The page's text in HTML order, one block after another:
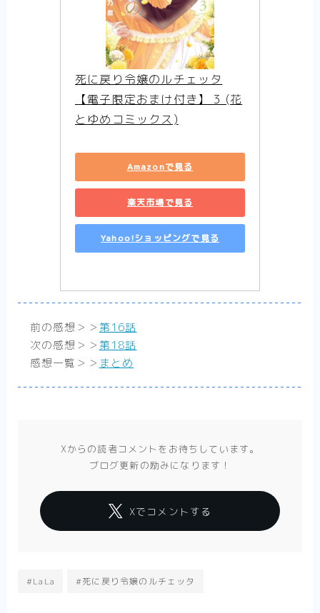
死に戻り令嬢のルチェッタ
【電子限定おまけ付き】 3 (花
とゆめコミックス)
Amazonで見る
楽天市場で見る
Yahoo!ショッピングで見る
前の感想＞＞ 第16話
次の感想＞＞ 第18話
感想一覧＞＞ まとめ
Xからの読者コメントをお待ちしています。
ブログ更新の励みになります！
Xでコメントする
#LaLa #死に戻り令嬢のルチェッタ